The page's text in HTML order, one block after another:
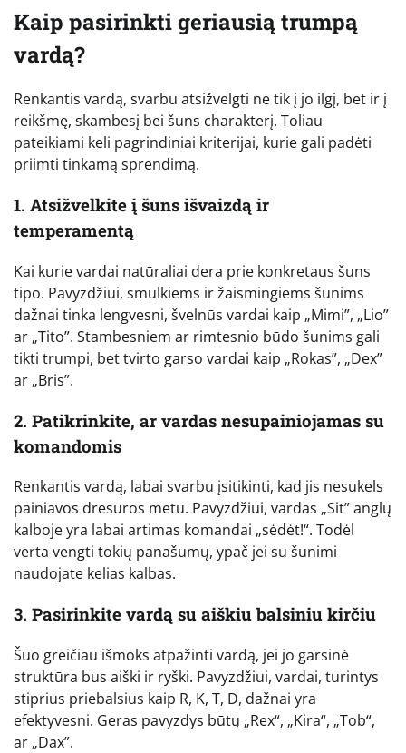
Kaip pasirinkti geriausią trumpą
vardą?
Renkantis vardą, svarbu atsižvelgti ne tik į jo ilgį, bet ir į
reikšmę, skambesį bei šuns charakterį. Toliau
pateikiami keli pagrindiniai kriterijai, kurie gali padėti
priimti tinkamą sprendimą.
1. Atsižvelkite į šuns išvaizdą ir
temperamentą
Kai kurie vardai natūraliai dera prie konkretaus šuns
tipo. Pavyzdžiui, smulkiems ir žaismingiems šunims
dažnai tinka lengvesni, švelnūs vardai kaip „Mimi”, „Lio”
ar „Tito”. Stambesniem ar rimtesnio būdo šunims gali
tikti trumpi, bet tvirto garso vardai kaip „Rokas”, „Dex”
ar „Bris”.
2. Patikrinkite, ar vardas nesupainiojamas su
komandomis
Renkantis vardą, labai svarbu įsitikinti, kad jis nesukels
painiavos dresūros metu. Pavyzdžiui, vardas „Sit” anglų
kalboje yra labai artimas komandai „sėdėt!“. Todėl
verta vengti tokių panašumų, ypač jei su šunimi
naudojate kelias kalbas.
3. Pasirinkite vardą su aiškiu balsiniu kirčiu
Šuo greičiau išmoks atpažinti vardą, jei jo garsinė
struktūra bus aiški ir ryški. Pavyzdžiui, vardai, turintys
stiprius priebalsius kaip R, K, T, D, dažnai yra
efektyvesni. Geras pavyzdys būtų „Rex“, „Kira“, „Tob“,
ar „Dax”.